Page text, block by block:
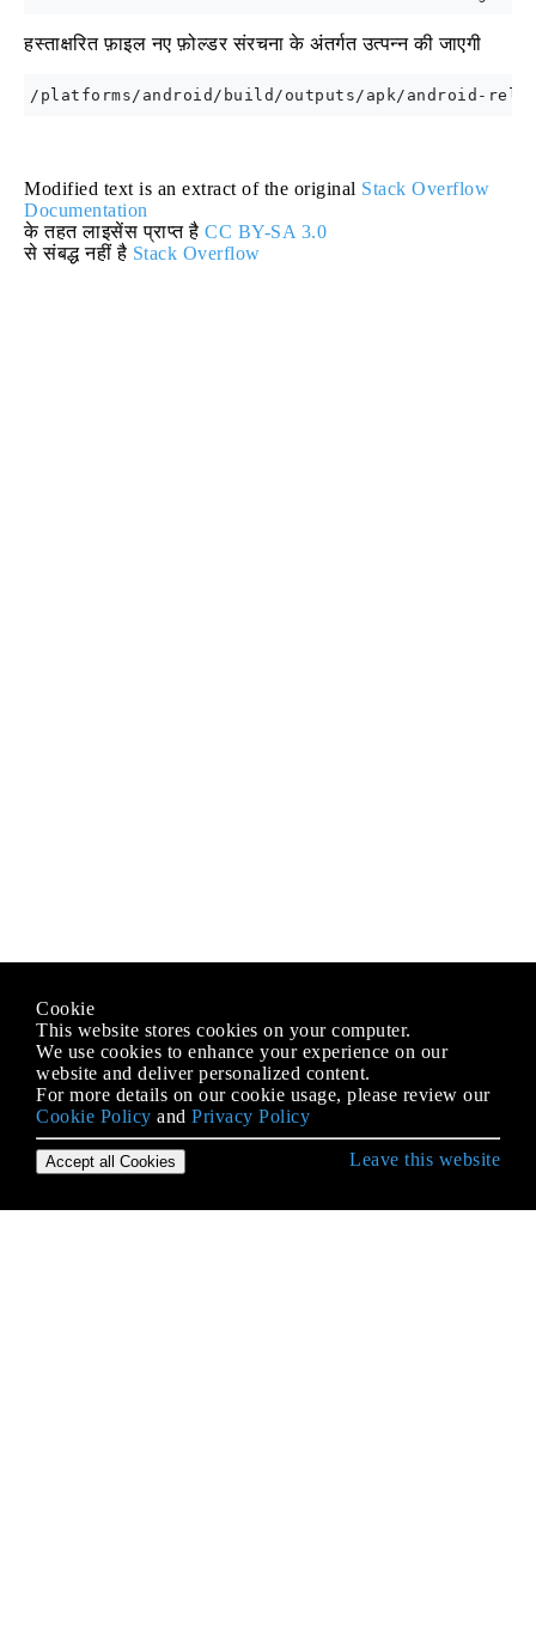
हस्ताक्षरित फ़ाइल नए फ़ोल्डर संरचना के अंतर्गत उत्पन्न की जाएगी
Modified text is an extract of the original Stack Overflow
Documentation
के तहत लाइसेंस प्राप्त है CC BY-SA 3.0
से संबद्ध नहीं है Stack Overflow
Cookie
This website stores cookies on your computer.
We use cookies to enhance your experience on our
website and deliver personalized content.
For more details on our cookie usage, please review our
Cookie Policy and Privacy Policy
Accept all Cookies Leave this website